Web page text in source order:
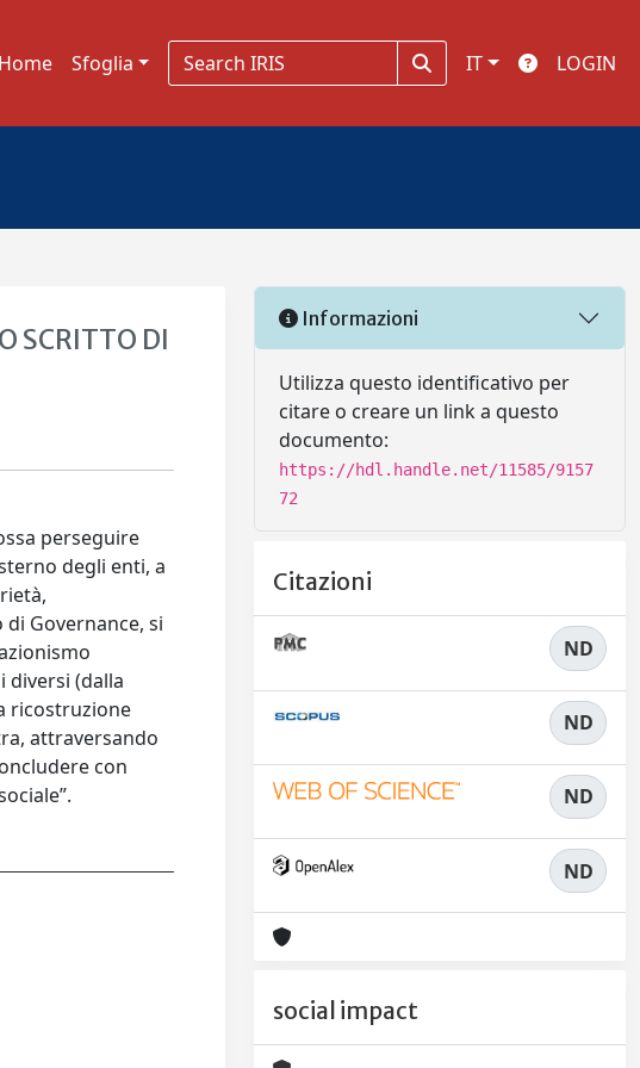
Home Sfoglia IT LOGIN
SCRITTO DI
perseguire
degli enti, a
Governance, si
diversi (dalla
ricostruzione
attraversando
con
Informazioni
Utilizza questo identificativo per
citare o creare un link a questo
documento:
https://hdl.handle.net/11585/9157
72
Citazioni
ND
ND
ND
ND
social impact